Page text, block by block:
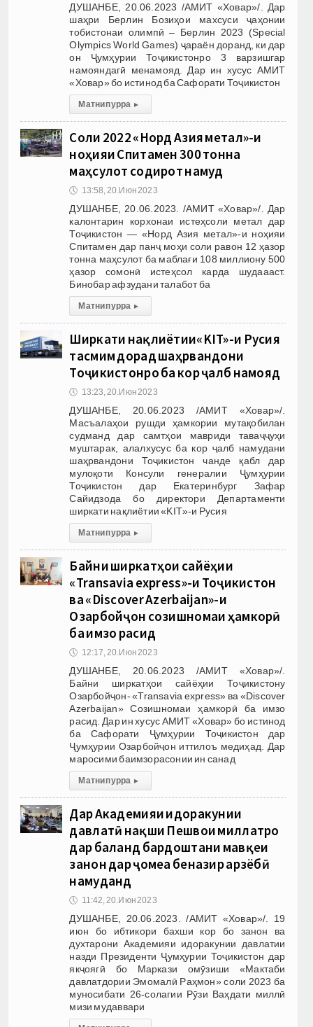
ДУШАНБЕ, 20.06.2023 /АМИТ «Ховар»/. Дар
шаҳри Берлин Бозиҳои махсуси ҷаҳонии
тобистонаи олимпӣ – Берлин 2023 (Special
Olympics World Games) ҷараён доранд, ки дар
он Ҷумҳурии Тоҷикистонро 3 варзишгар
намояндагӣ менамояд. Дар ин хусус АМИТ
«Ховар» бо истинод ба Сафорати Тоҷикистон
Матни пурра ▸
Соли 2022 «Норд Азия метал»-и
ноҳияи Спитамен 300 тонна
маҳсулот содирот намуд
🕔 13:58, 20.Июн 2023
ДУШАНБЕ, 20.06.2023. /АМИТ «Ховар»/. Дар
калонтарин корхонаи истеҳсоли метал дар
Тоҷикистон — «Норд Азия метал»-и ноҳияи
Спитамен дар панҷ моҳи соли равон 12 ҳазор
тонна маҳсулот ба маблағи 108 миллиону 500
ҳазор сомонӣ истеҳсол карда шудаааст.
Бинобар афзудани талабот ба
Матни пурра ▸
Ширкати нақлиётии«KIT»-и Русия
тасмим дорад шаҳрвандони
Тоҷикистонро ба кор ҷалб намояд
🕔 13:23, 20.Июн 2023
ДУШАНБЕ, 20.06.2023 /АМИТ «Ховар»/.
Масъалаҳои рушди ҳамкории мутақобилан
судманд дар самтҳои мавриди таваҷҷуҳи
муштарак, алалхусус ба кор ҷалб намудани
шаҳрвандони Тоҷикистон чанде қабл дар
мулоқоти Консули генералии Ҷумҳурии
Тоҷикистон дар Екатеринбург Зафар
Сайидзода бо директори Департаменти
ширкати нақлиётии «KIT»-и Русия
Матни пурра ▸
Байни ширкатҳои сайёҳии
«Transavia express»-и Тоҷикистон
ва «Discover Azerbaijan»-и
Озарбойҷон созишномаи ҳамкорӣ
ба имзо расид
🕔 12:17, 20.Июн 2023
ДУШАНБЕ, 20.06.2023 /АМИТ «Ховар»/.
Байни ширкатҳои сайёҳии Тоҷикистону
Озарбойҷон- «Transavia express» ва «Discover
Azerbaijan» Созишномаи ҳамкорӣ ба имзо
расид. Дар ин хусус АМИТ «Ховар» бо истинод
ба Сафорати Ҷумҳурии Тоҷикистон дар
Ҷумҳурии Озарбойҷон иттилоъ медиҳад. Дар
маросими баимзорасонии ин санад
Матни пурра ▸
Дар Академияи идоракунии
давлатӣ нақши Пешвои миллатро
дар баланд бардоштани мавқеи
занон дар ҷомеа беназир арзёбӣ
намуданд
🕔 11:42, 20.Июн 2023
ДУШАНБЕ, 20.06.2023. /АМИТ «Ховар»/. 19
июн бо ибтикори бахши кор бо занон ва
духтарони Академияи идоракунии давлатии
назди Президенти Ҷумҳурии Тоҷикистон дар
якҷоягӣ бо Маркази омӯзиши «Мактаби
давлатдории Эмомалӣ Раҳмон» соли 2023 ба
муносибати 26-солагии Рӯзи Ваҳдати миллӣ
мизи мудаввари